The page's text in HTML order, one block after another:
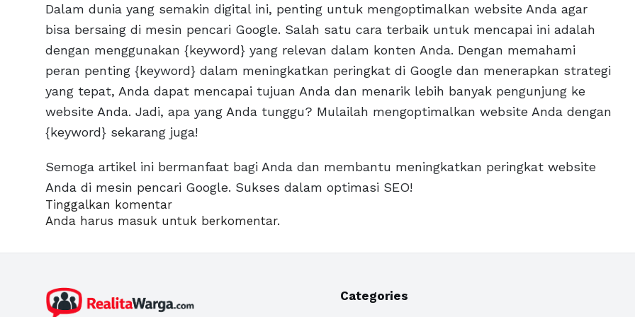
Dalam dunia yang semakin digital ini, penting untuk mengoptimalkan website Anda agar
bisa bersaing di mesin pencari Google. Salah satu cara terbaik untuk mencapai ini adalah
dengan menggunakan {keyword} yang relevan dalam konten Anda. Dengan memahami
peran penting {keyword} dalam meningkatkan peringkat di Google dan menerapkan strategi
yang tepat, Anda dapat mencapai tujuan Anda dan menarik lebih banyak pengunjung ke
website Anda. Jadi, apa yang Anda tunggu? Mulailah mengoptimalkan website Anda dengan
{keyword} sekarang juga!
Semoga artikel ini bermanfaat bagi Anda dan membantu meningkatkan peringkat website
Anda di mesin pencari Google. Sukses dalam optimasi SEO!
Tinggalkan komentar
Anda harus masuk untuk berkomentar.
Categories